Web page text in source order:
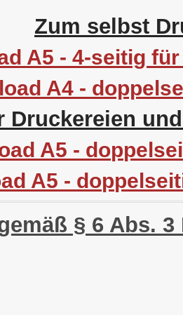
Zum selbst
A5 - 4-seitig
A4 -
Druckereien
A5 -
A5 -
§ 6 Abs.